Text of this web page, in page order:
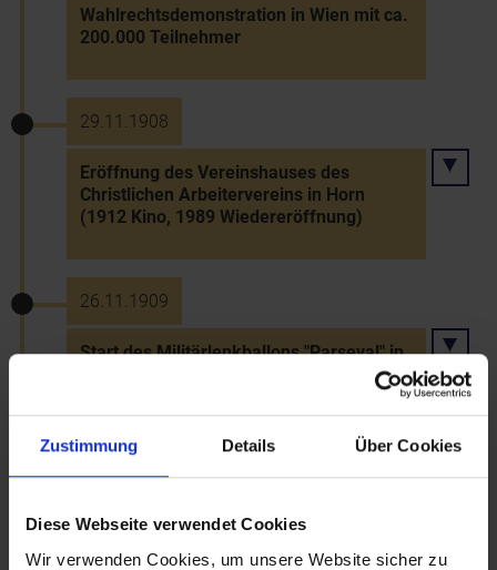
Zustimmung Details Über Cookies
Diese Webseite verwendet Cookies
Wir verwenden Cookies, um unsere Website sicher zu
Wahlrechtsdemonstration in Wien mit ca.
200.000 Teilnehmer
29.11.1908
Eröffnung des Vereinshauses des
Christlichen Arbeitervereins in Horn
(1912 Kino, 1989 Wiedereröffnung)
26.11.1909
Start des Militärlenkballons "Parseval" in
30.11.1916